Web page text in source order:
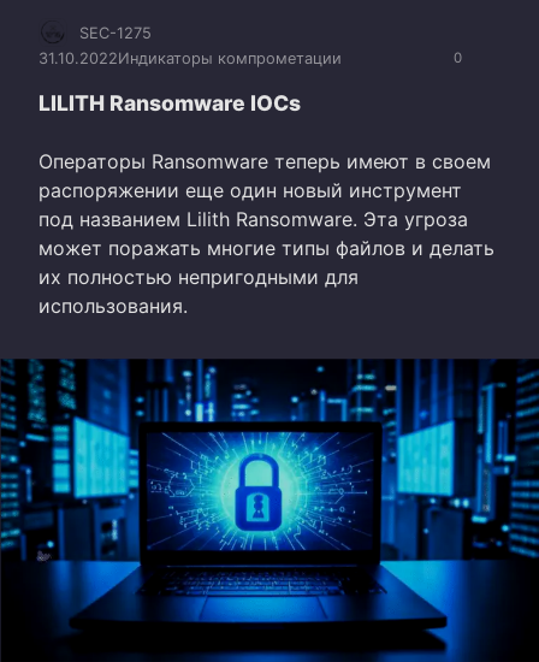
0
SEC-1275
31.10.2022Индикаторы компрометации
LILITH Ransomware IOCs
Операторы Ransomware теперь имеют в своем
распоряжении еще один новый инструмент
под названием Lilith Ransomware. Эта угроза
может поражать многие типы файлов и делать
их полностью непригодными для
использования.